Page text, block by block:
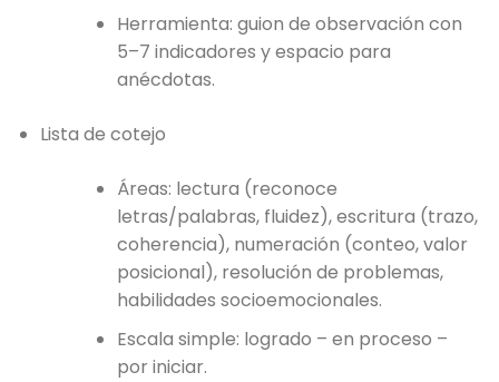
Herramienta: guion de observación con
5–7 indicadores y espacio para
anécdotas.
Lista de cotejo
Áreas: lectura (reconoce
letras/palabras, fluidez), escritura (trazo,
coherencia), numeración (conteo, valor
posicional), resolución de problemas,
habilidades socioemocionales.
Escala simple: logrado – en proceso –
por iniciar.